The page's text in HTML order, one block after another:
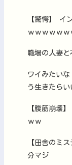
【驚愕】 イ
ｗｗｗｗｗｗ
職場の人妻と
ワイみたい
う生きたらい
【腹筋崩壊
ｗｗ
【田舎のミ
分マジ